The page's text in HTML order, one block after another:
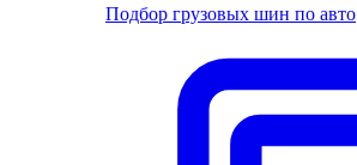
Подбор грузовых шин по авто